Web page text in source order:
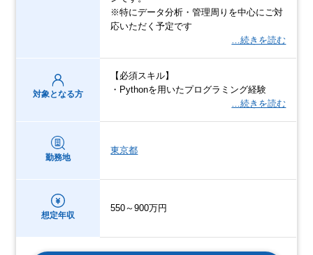
※特にデータ分析・管理周りを中心にご対
応いただく予定です
…続きを読む
対象となる方
【必須スキル】
・Pythonを用いたプログラミング経験
…続きを読む
勤務地
東京都
想定年収
550～900万円